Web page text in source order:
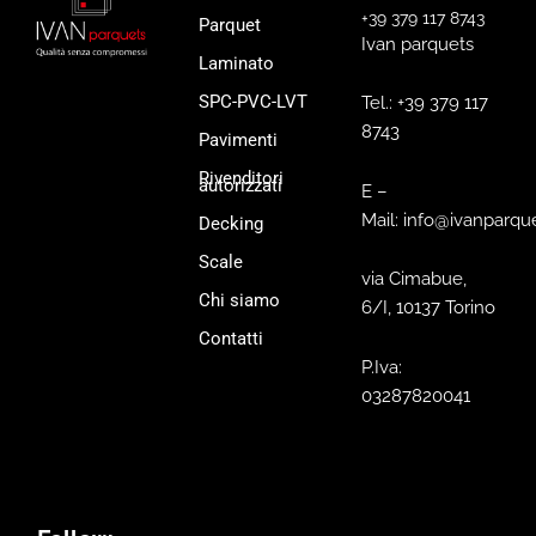
Parquet
Laminato
SPC-PVC-LVT
Pavimenti
Rivenditori
autorizzati
Decking
Scale
Chi siamo
Contatti
+39 379 117 8743
Ivan parquets
Tel.: +39 379 117
8743
E –
Mail:
via Cimabue,
6/I, 10137 Torino
P.Iva:
03287820041